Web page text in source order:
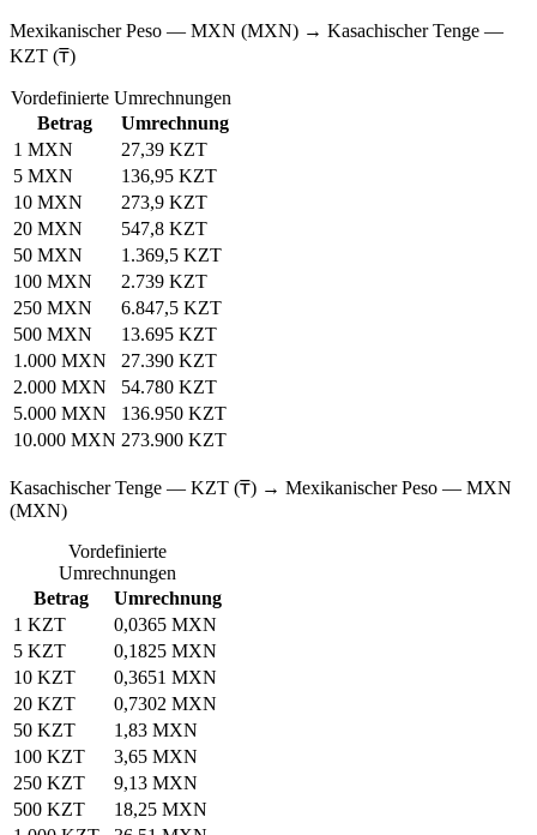
Mexikanischer Peso — MXN (MXN) → Kasachischer Tenge —
KZT (₸)
Vordefinierte Umrechnungen
Betrag
Umrechnung
1 MXN
27,39 KZT
5 MXN
136,95 KZT
10 MXN
273,9 KZT
20 MXN
547,8 KZT
50 MXN
1.369,5 KZT
100 MXN
2.739 KZT
250 MXN
6.847,5 KZT
500 MXN
13.695 KZT
1.000 MXN
27.390 KZT
2.000 MXN
54.780 KZT
5.000 MXN
136.950 KZT
10.000 MXN 273.900 KZT
Kasachischer Tenge — KZT (₸) → Mexikanischer Peso — MXN
(MXN)
Vordefinierte
Umrechnungen
Betrag
Umrechnung
1 KZT
0,0365 MXN
5 KZT
0,1825 MXN
10 KZT
0,3651 MXN
20 KZT
0,7302 MXN
50 KZT
1,83 MXN
100 KZT
3,65 MXN
250 KZT
9,13 MXN
500 KZT
18,25 MXN